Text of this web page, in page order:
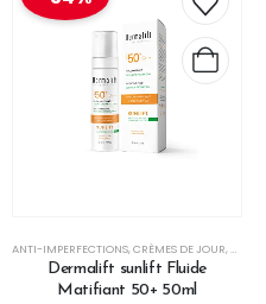
, CRÈMES DE JOUR,LISSANT,PEAU SENSIBLE
ANTI-IMPERFECTIONS,CRÈMES DE JOUR,
Dermalift sunlift Fluide
Matifiant 50+ 50ml